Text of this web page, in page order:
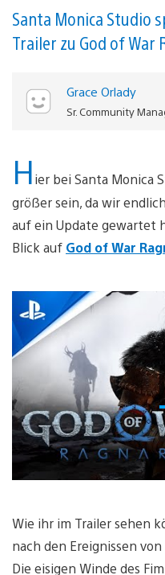
Santa Monica Studio
Trailer zu God of War
Grace Orlady
Sr. Community
Hier bei Santa Monica
größer sein, da wir
auf ein Update gewartet
Blick auf God of War
Wie ihr im Trailer sehen
nach den Ereignissen
Die eisigen Winde des